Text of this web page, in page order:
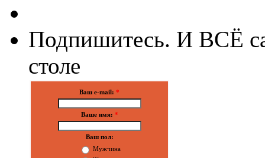
Подпишитесь. И ВСЁ
столе
Ваш e-mail: *
Ваше имя: *
Ваш пол:
Мужчина